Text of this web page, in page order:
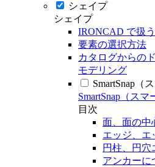
シェイプ
シェイプ
IRONCAD で扱
要素の選択方法
カタログからの
モデリング
SmartSnap（
SmartSnap（ス
目次
面、面の中
エッジ、エ
円柱、円穴
アンカーに